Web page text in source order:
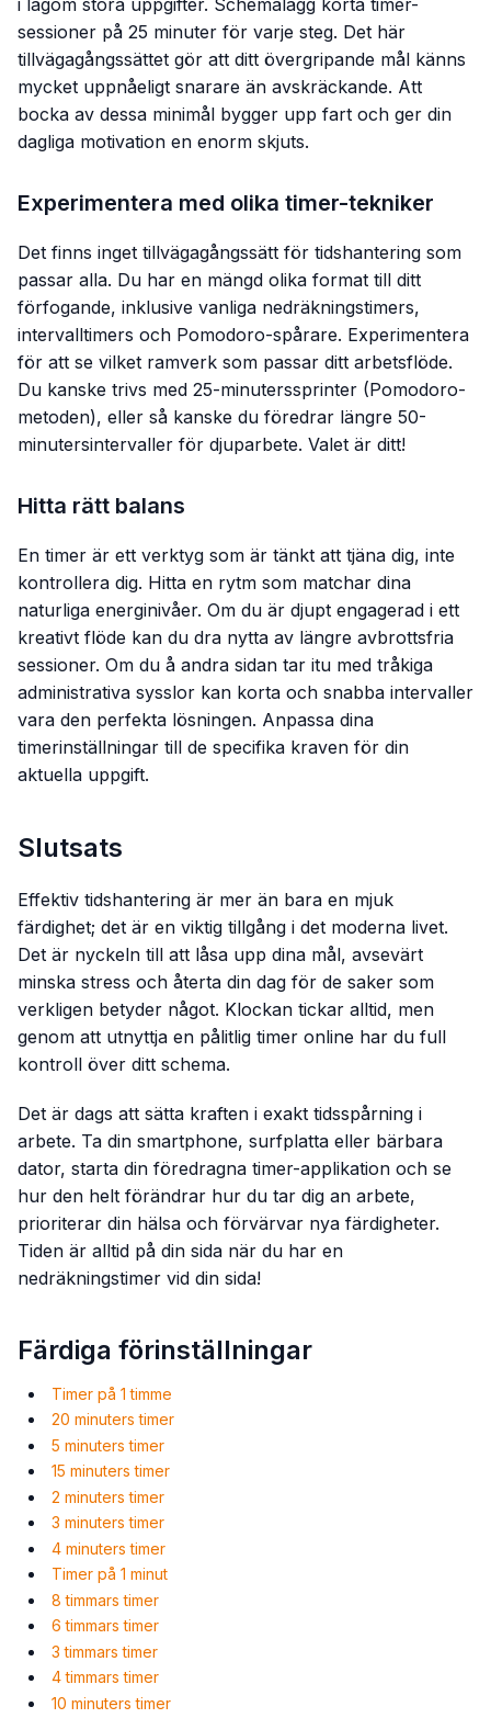
i lagom stora uppgifter. Schemalägg korta timer-
sessioner på 25 minuter för varje steg. Det här
tillvägagångssättet gör att ditt övergripande mål känns
mycket uppnåeligt snarare än avskräckande. Att
bocka av dessa minimål bygger upp fart och ger din
dagliga motivation en enorm skjuts.
Experimentera med olika timer-tekniker
Det finns inget tillvägagångssätt för tidshantering som
passar alla. Du har en mängd olika format till ditt
förfogande, inklusive vanliga nedräkningstimers,
intervalltimers och Pomodoro-spårare. Experimentera
för att se vilket ramverk som passar ditt arbetsflöde.
Du kanske trivs med 25-minuterssprinter (Pomodoro-
metoden), eller så kanske du föredrar längre 50-
minutersintervaller för djuparbete. Valet är ditt!
Hitta rätt balans
En timer är ett verktyg som är tänkt att tjäna dig, inte
kontrollera dig. Hitta en rytm som matchar dina
naturliga energinivåer. Om du är djupt engagerad i ett
kreativt flöde kan du dra nytta av längre avbrottsfria
sessioner. Om du å andra sidan tar itu med tråkiga
administrativa sysslor kan korta och snabba intervaller
vara den perfekta lösningen. Anpassa dina
timerinställningar till de specifika kraven för din
aktuella uppgift.
Slutsats
Effektiv tidshantering är mer än bara en mjuk
färdighet; det är en viktig tillgång i det moderna livet.
Det är nyckeln till att låsa upp dina mål, avsevärt
minska stress och återta din dag för de saker som
verkligen betyder något. Klockan tickar alltid, men
genom att utnyttja en pålitlig timer online har du full
kontroll över ditt schema.
Det är dags att sätta kraften i exakt tidsspårning i
arbete. Ta din smartphone, surfplatta eller bärbara
dator, starta din föredragna timer-applikation och se
hur den helt förändrar hur du tar dig an arbete,
prioriterar din hälsa och förvärvar nya färdigheter.
Tiden är alltid på din sida när du har en
nedräkningstimer vid din sida!
Färdiga förinställningar
Timer på 1 timme
20 minuters timer
5 minuters timer
15 minuters timer
2 minuters timer
3 minuters timer
4 minuters timer
Timer på 1 minut
8 timmars timer
6 timmars timer
3 timmars timer
4 timmars timer
10 minuters timer